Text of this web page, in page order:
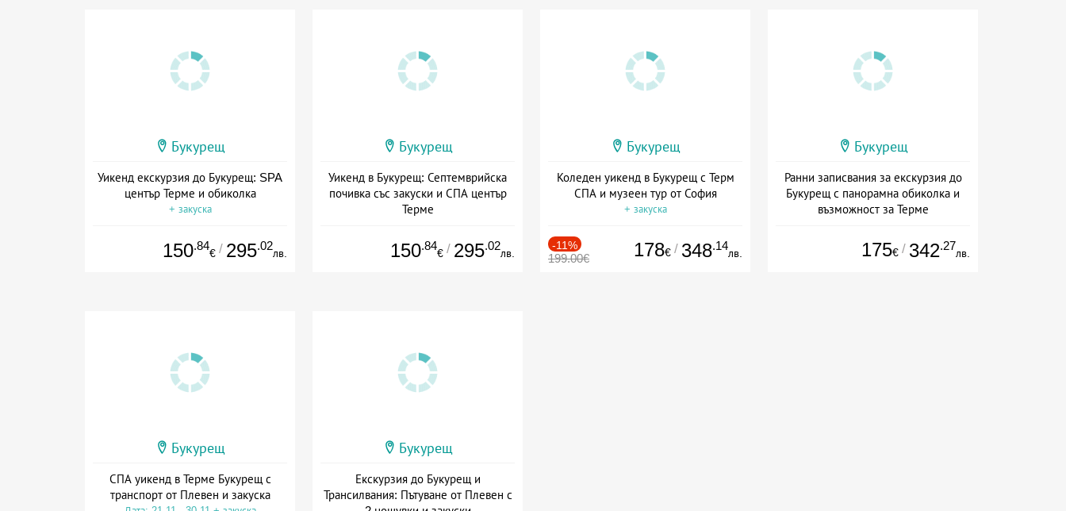
Букурещ
Уикенд екскурзия до Букурещ: SPA
център Терме и обиколка
+ закуска
150.84
€ / 295.02
лв.
Букурещ
Уикенд в Букурещ: Септемврийска
почивка със закуски и СПА център
Терме
150.84
€ / 295.02
лв.
Букурещ
Коледен уикенд в Букурещ с Терм
СПА и музеен тур от София
+ закуска
-11%
199.00€ 178€ / 348.14
лв.
Букурещ
Ранни записвания за екскурзия до
Букурещ с панорамна обиколка и
възможност за Терме
175€ / 342.27
лв.
Букурещ
СПА уикенд в Терме Букурещ с
транспорт от Плевен и закуска
Букурещ
Екскурзия до Букурещ и
Трансилвания: Пътуване от Плевен с